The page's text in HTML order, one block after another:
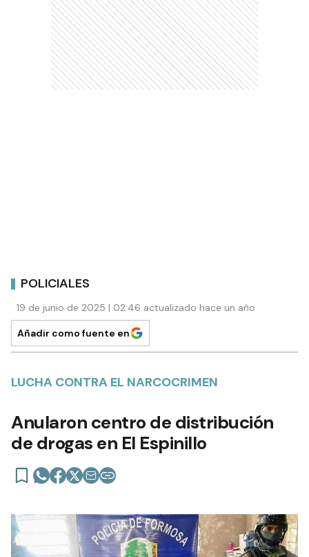
POLICIALES
19 de junio de 2025 | 02:46 actualizado hace un año
Añadir como fuente en
LUCHA CONTRA EL NARCOCRIMEN
Anularon centro de distribución
de drogas en El Espinillo